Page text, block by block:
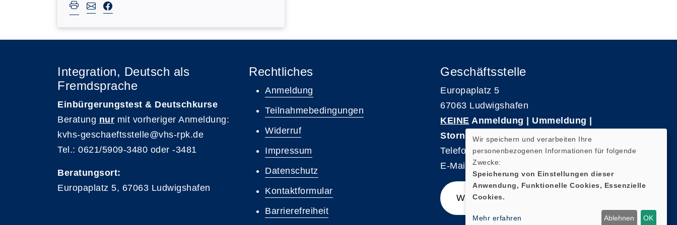
Integration, Deutsch als
Fremdsprache
Einbürgerungstest & Deutschkurse
Beratung nur mit vorheriger Anmeldung:
kvhs-geschaeftsstelle@vhs-rpk.de
Tel.: 0621/5909-3480 oder -3481
Beratungsort:
Europaplatz 5, 67063 Ludwigshafen
Rechtliches
Anmeldung
Teilnahmebedingungen
Widerruf
Impressum
Datenschutz
Kontaktformular
Barrierefreiheit
Geschäftsstelle
Europaplatz 5
67063 Ludwigshafen
KEINE Anmeldung | Ummeldung |
Stornierungen
Telefon 0621-5909 3500
E-Mail: kvhs-geschaeftsstelle@vhs-rpk.de
Widerrufsformular
Wir speichern und verarbeiten Ihre
personenbezogenen Informationen für folgende
Zwecke:
Speicherung von Einstellungen dieser
Anwendung, Funktionelle Cookies, Essenzielle
Cookies.
Mehr erfahren Ablehnen OK